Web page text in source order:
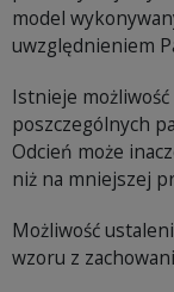
model
uwzględnieniem
Istnieje
poszczególnych
Odcień może
niż na mniejszej
Możliwość
wzoru z